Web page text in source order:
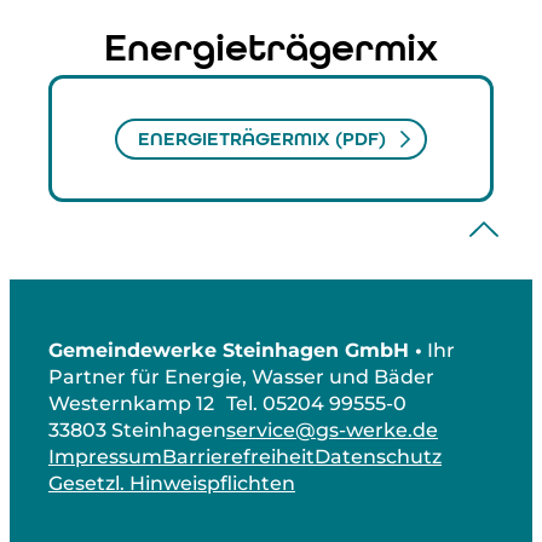
Energieträgermix
ENERGIETRÄGERMIX (PDF)
Gemeindewerke Steinhagen GmbH • Ihr
Partner für Energie, Wasser und Bäder
Westernkamp 12
33803 Steinhagen
Tel. 05204 99555-0
service@gs-werke.de
ImpressumBarrierefreiheitDatenschutz
Gesetzl. Hinweispflichten